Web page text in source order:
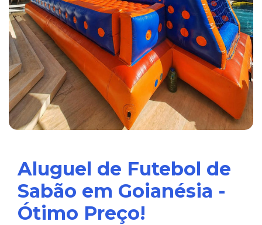
Aluguel de Futebol de
Sabão em Goianésia -
Ótimo Preço!